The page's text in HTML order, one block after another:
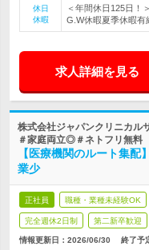
休日
休暇
＜年間休日125日！
G.W休暇夏季休暇有
求人詳細を見る
株式会社ジャパンクリニカル
＃家庭両立◎＃ネトフリ無料
【医療機関のルート集
業少
正社員 職種・業種未経験OK
完全週休2日制 第二新卒歓迎
情報更新日：2026/06/30 終了予